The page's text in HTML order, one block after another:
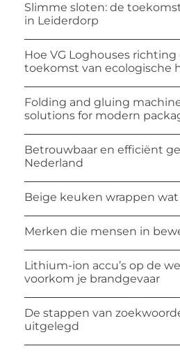
Slimme sloten: de
in Leiderdorp
Hoe VG Loghouses
toekomst van ecologische
Folding and gluing
solutions for modern
Betrouwbaar en efficiënt
Nederland
Beige keuken wrappen
Merken die mensen in
Lithium-ion accu’s op de
voorkom je brandgevaar
De stappen van
uitgelegd